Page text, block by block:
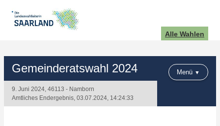
Alle Wahlen
Gemeinderatswahl 2024
9. Juni 2024, 46113 - Namborn
Amtliches Endergebnis, 03.07.2024, 14:24:33
Menü